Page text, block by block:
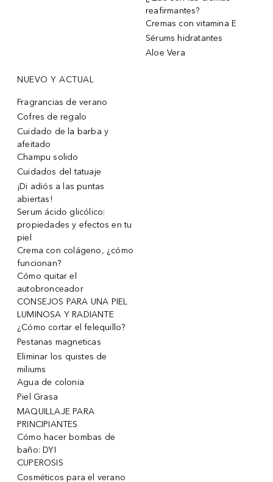
reafirmantes?
Cremas con vitamina E
Sérums hidratantes
Aloe Vera
NUEVO Y ACTUAL
Fragrancias de verano
Cofres de regalo
Cuidado de la barba y
afeitado
Champu solido
Cuidados del tatuaje
¡Di adiós a las puntas
abiertas!
Serum ácido glicólico:
propiedades y efectos en tu
piel
Crema con colágeno, ¿cómo
funcionan?
Cómo quitar el
autobronceador
CONSEJOS PARA UNA PIEL
LUMINOSA Y RADIANTE
¿Cómo cortar el felequillo?
Pestanas magneticas
Eliminar los quistes de
miliums
Agua de colonia
Piel Grasa
MAQUILLAJE PARA
PRINCIPIANTES
Cómo hacer bombas de
baño: DYI
CUPEROSIS
Cosméticos para el verano